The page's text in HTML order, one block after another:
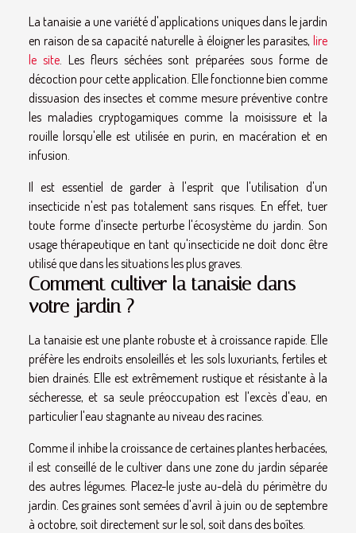
La tanaisie a une variété d'applications uniques dans le jardin
en raison de sa capacité naturelle à éloigner les parasites, lire
le site. Les fleurs séchées sont préparées sous forme de
décoction pour cette application. Elle fonctionne bien comme
dissuasion des insectes et comme mesure préventive contre
les maladies cryptogamiques comme la moisissure et la
rouille lorsqu'elle est utilisée en purin, en macération et en
infusion.
Il est essentiel de garder à l'esprit que l'utilisation d'un
insecticide n'est pas totalement sans risques. En effet, tuer
toute forme d'insecte perturbe l'écosystème du jardin. Son
usage thérapeutique en tant qu'insecticide ne doit donc être
utilisé que dans les situations les plus graves.
Comment cultiver la tanaisie dans
votre jardin ?
La tanaisie est une plante robuste et à croissance rapide. Elle
préfère les endroits ensoleillés et les sols luxuriants, fertiles et
bien drainés. Elle est extrêmement rustique et résistante à la
sécheresse, et sa seule préoccupation est l'excès d'eau, en
particulier l'eau stagnante au niveau des racines.
Comme il inhibe la croissance de certaines plantes herbacées,
il est conseillé de le cultiver dans une zone du jardin séparée
des autres légumes. Placez-le juste au-delà du périmètre du
jardin. Ces graines sont semées d'avril à juin ou de septembre
à octobre, soit directement sur le sol, soit dans des boîtes.